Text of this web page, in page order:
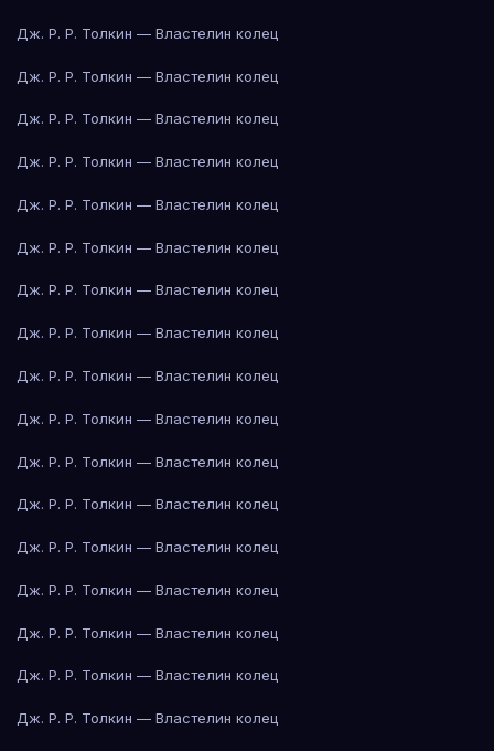
Дж. Р. Р. Толкин — Властелин колец
Дж. Р. Р. Толкин — Властелин колец
Дж. Р. Р. Толкин — Властелин колец
Дж. Р. Р. Толкин — Властелин колец
Дж. Р. Р. Толкин — Властелин колец
Дж. Р. Р. Толкин — Властелин колец
Дж. Р. Р. Толкин — Властелин колец
Дж. Р. Р. Толкин — Властелин колец
Дж. Р. Р. Толкин — Властелин колец
Дж. Р. Р. Толкин — Властелин колец
Дж. Р. Р. Толкин — Властелин колец
Дж. Р. Р. Толкин — Властелин колец
Дж. Р. Р. Толкин — Властелин колец
Дж. Р. Р. Толкин — Властелин колец
Дж. Р. Р. Толкин — Властелин колец
Дж. Р. Р. Толкин — Властелин колец
Дж. Р. Р. Толкин — Властелин колец